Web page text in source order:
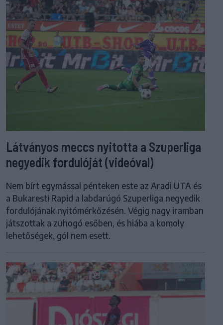
Látványos meccs nyitotta a Szuperliga
negyedik fordulóját (videóval)
Nem bírt egymással pénteken este az Aradi UTA és
a Bukaresti Rapid a labdarúgó Szuperliga negyedik
fordulójának nyitómérkőzésén. Végig nagy iramban
játszottak a zuhogó esőben, és hiába a komoly
lehetőségek, gól nem esett.